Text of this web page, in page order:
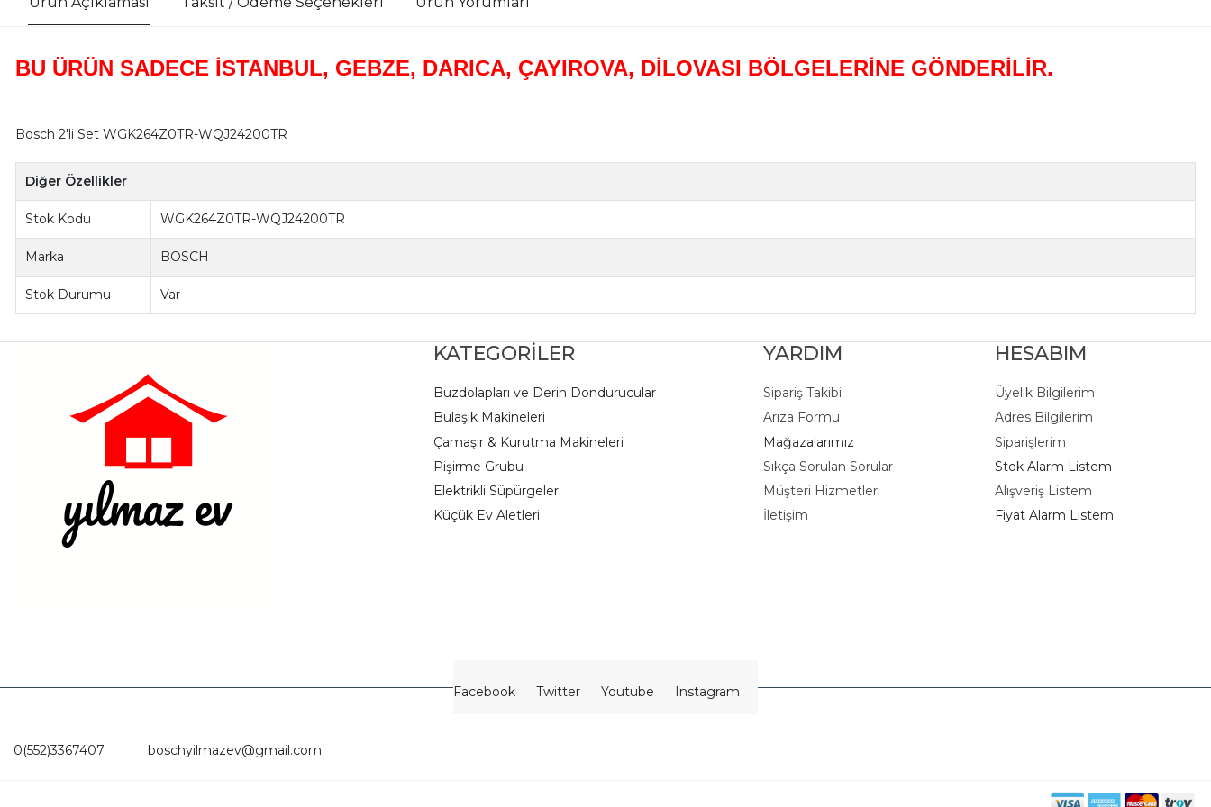
BU ÜRÜN SADECE İSTANBUL, GEBZE, DARICA, ÇAYIROVA, DİLOVASI BÖLGELERİNE GÖNDERİLİR.
Bosch 2'li Set WGK264Z0TR-WQJ24200TR
Diğer Özellikler
Stok Kodu WGK264Z0TR-WQJ24200TR
Marka BOSCH
Stok Durumu Var
KATEGORİLER
Buzdolapları ve Derin Dondurucular
Bulaşık Makineleri
Çamaşır & Kurutma Makineleri
Pişirme Grubu
Elektrikli Süpürgeler
Küçük Ev Aletleri
YARDIM
Sipariş Takibi
Arıza Formu
Mağazalarımız
Sıkça Sorulan Sorular
Müşteri Hizmetleri
İletişim
HESABIM
Üyelik Bilgilerim
Adres Bilgilerim
Siparişlerim
Stok Alarm Listem
Alışveriş Listem
Fiyat Alarm Listem
Facebook Twitter Youtube Instagram
0(552)3367407 boschyilmazev@gmail.com